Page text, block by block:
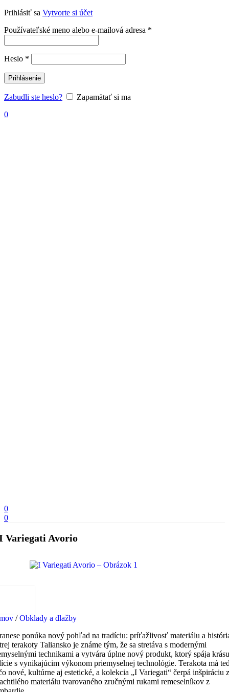
Prihlásiť sa Vytvorte si účet
Používateľské meno alebo e-mailová adresa *
Heslo *
Prihlásenie
Zabudli ste heslo?
Zapamätať si ma
0
0
0
Variegati Avorio
/ Obklady a dlažby
ponúka nový pohľad na tradíciu: príťažlivosť materiálu a
terakoty Taliansko je známe tým, že sa stretáva s modernými
technikami a vytvára úplne nový produkt, ktorý spája krásu
s vynikajúcim výkonom priemyselnej technológie. Terakota má
nové, kultúrne aj estetické, a kolekcia „I Variegati“ čerpá inšpiráciu z
materiálu tvarovaného zručnými rukami remeselníkov z